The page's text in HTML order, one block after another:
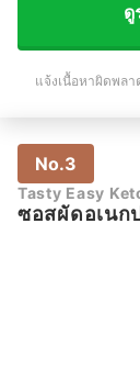
ดู
แจ้งเนื้อหาผิดพลา
No.3
Tasty Easy
ซอสผัดอเนก